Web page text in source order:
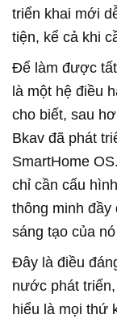
triển khai mới
tiện, kể cả khi
Để làm được
là một hệ điều
cho biết, sau
Bkav đã phát
SmartHome
chỉ cần cấu
thông minh
sáng tạo của
Đây là điều
nước phát
hiểu là mọi thứ